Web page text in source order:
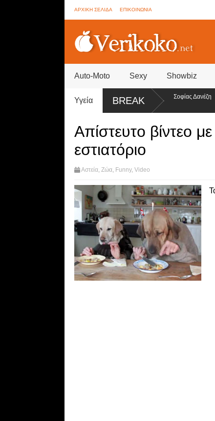
ΑΡΧΙΚΗ ΣΕΛΙΔΑ ΕΠΙΚΟΙΝΩΝΙΑ
Auto-Moto Sexy Showbiz
Υγεία BREAK
Brother - Συνεννοήσεις για ψηφοφορίες από την ομάδα της Σοφίας Δανέζη
Απίστευτο βίντεο
εστιατόριο
Αστεία Ζώα Funny, Video